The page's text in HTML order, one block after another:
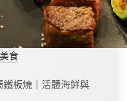
食
鐵板燒｜活體海鮮與